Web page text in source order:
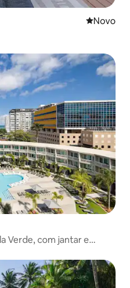
Novo
Novo
Verde, com jantar e